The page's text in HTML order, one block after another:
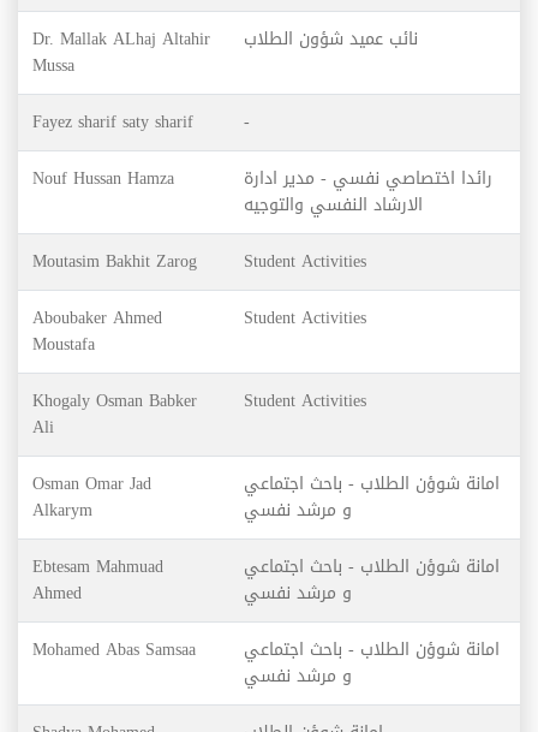
Dr. Mallak ALhaj Altahir
Mussa
نائب عميد شؤون الطلاب
Fayez sharif saty sharif
-
Nouf Hussan Hamza
رائدا اختصاصي نفسي - مدير ادارة
الارشاد النفسي والتوجيه
Moutasim Bakhit Zarog
Student Activities
Aboubaker Ahmed
Moustafa
Student Activities
Khogaly Osman Babker
Ali
Student Activities
Osman Omar Jad
Alkarym
امانة شوؤن الطلاب - باحث اجتماعي
و مرشد نفسي
Ebtesam Mahmuad
Ahmed
امانة شوؤن الطلاب - باحث اجتماعي
و مرشد نفسي
Mohamed Abas Samsaa
امانة شوؤن الطلاب - باحث اجتماعي
و مرشد نفسي